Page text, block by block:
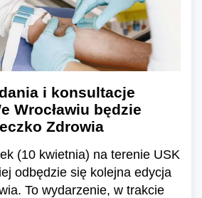
i konsultacje
Wrocławiu będzie
Zdrowia
(10 kwietnia) na terenie USK
odbędzie się kolejna edycja
To wydarzenie, w trakcie